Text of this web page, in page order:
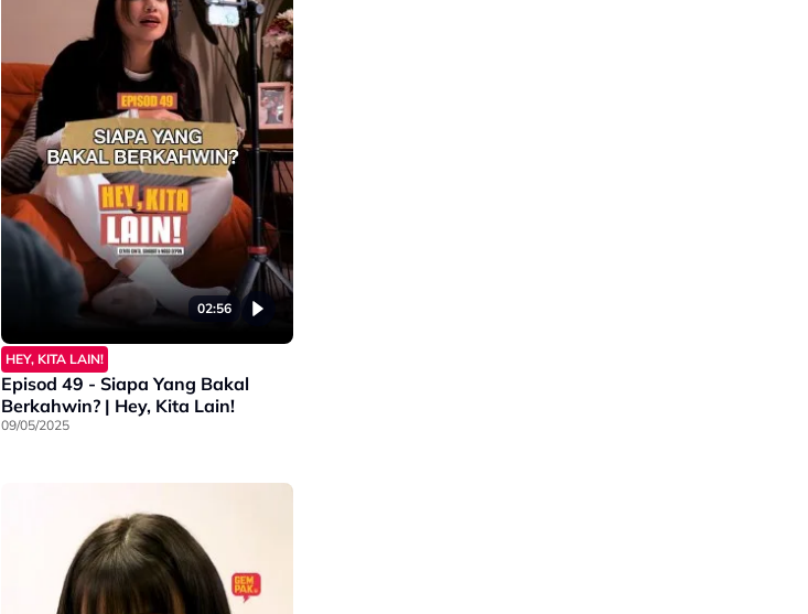
02:56
HEY, KITA LAIN!
Episod 49 - Siapa Yang Bakal
Berkahwin? | Hey, Kita Lain!
09/05/2025